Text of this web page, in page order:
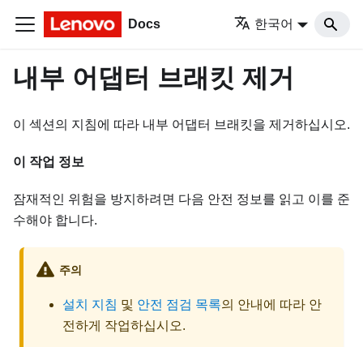
Docs 한국어
내부 어댑터 브래킷 제거
이 섹션의 지침에 따라 내부 어댑터 브래킷을 제거하십시오.
이 작업 정보
잠재적인 위험을 방지하려면 다음 안전 정보를 읽고 이를 준
수해야 합니다.
주의
설치 지침 및 안전 점검 목록의 안내에 따라 안
전하게 작업하십시오.